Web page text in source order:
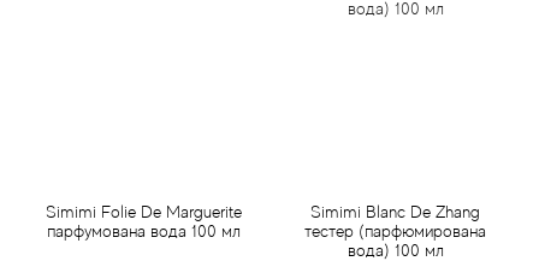
Simimi Folie De Marguerite
парфумована вода 100 мл
Simimi Blanc De Zhang
тестер (парфюмирована
вода) 100 мл
Alyssa Ashley